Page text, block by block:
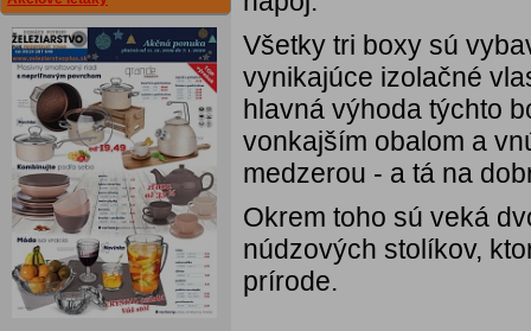
Všetky tri boxy sú
vynikajúce izolačné
hlavná výhoda týchto
vonkajším obalom a
medzerou - a tá na
Okrem toho sú veká
núdzových stolíkov,
prírode.